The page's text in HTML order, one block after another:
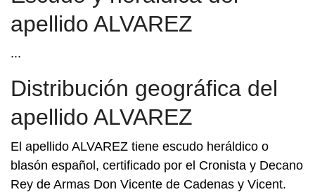
apellido ALVAREZ
...
Distribución geográfica del
apellido ALVAREZ
El apellido ALVAREZ tiene escudo heráldico o
blasón español, certificado por el Cronista y Decano
Rey de Armas Don Vicente de Cadenas y Vicent.